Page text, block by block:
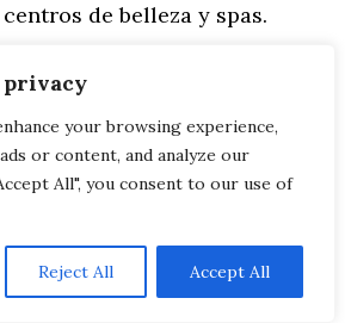
privacy
your browsing experience,
or content, and analyze our
All", you consent to our use of
Reject All Accept All
de belleza y spas.
tiene directorios
Costa del Sol Today,
internacional